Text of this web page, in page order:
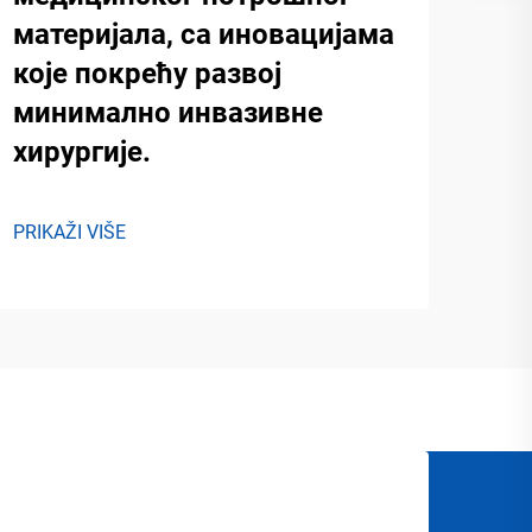
материјала, са иновацијама
које покрећу развој
минимално инвазивне
хирургије.
PRIKAŽI VIŠE